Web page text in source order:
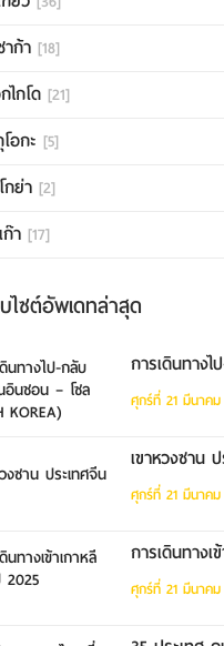
ก้า [18]
ไกโด [21]
อกะ [5]
กย่า [2]
า [17]
ไซต์อัพเดทล่าสุด
การเดินทางไ
ศุกร์ที่ 21 มีนาคม
เขาหวงซาน
ศุกร์ที่ 21 มีนาคม
การเดินทางเ
ศุกร์ที่ 21 มีนาคม